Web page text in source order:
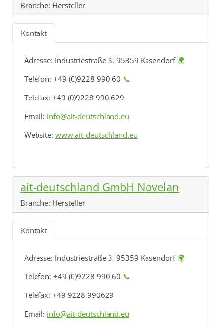
Branche: Hersteller
Kontakt
Adresse: Industriestraße 3, 95359 Kasendorf 🌍
Telefon: +49 (0)9228 990 60 📞
Telefax: +49 (0)9228 990 629
Email: info@ait-deutschland.eu
Website: www.ait-deutschland.eu
ait-deutschland GmbH Novelan
Branche: Hersteller
Kontakt
Adresse: Industriestraße 3, 95359 Kasendorf 🌍
Telefon: +49 (0)9228 990 60 📞
Telefax: +49 9228 990629
Email: info@ait-deutschland.eu